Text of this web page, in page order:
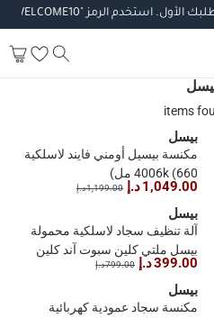
الأول.استخدم الرمز"WELCOME10".
بيسل
مكنسة بيسيل أومني فايند لاسلكية
4006k (660 مل)
1,049.00 د.إ 1,199.00 د.إ
بيسل
آلة تنظيف سجاد لاسلكية محمولة
بيسل ملتي كلين سبوت آند كلين
47202 (330 واط)
399.00 د.إ 799.00 د.إ
بيسل
مكنسة سجاد عمودية كهربائية